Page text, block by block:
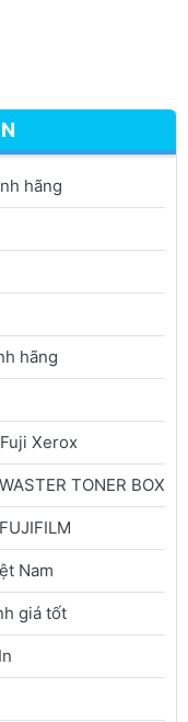
hãng
hãng
Xerox
TONER BOX
Nam
giá tốt